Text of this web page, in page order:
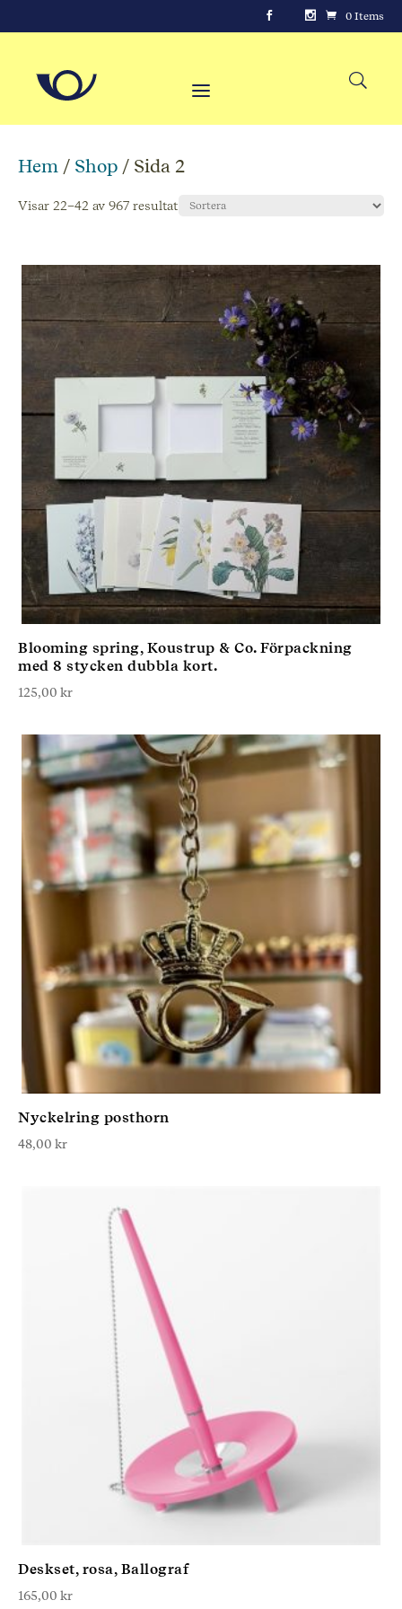
0 Items
Hem / Shop / Sida 2
Visar 22–42 av 967 resultat
Blooming spring, Koustrup & Co. Förpackning
med 8 stycken dubbla kort.
125,00 kr
Nyckelring posthorn
48,00 kr
Deskset, rosa, Ballograf
165,00 kr